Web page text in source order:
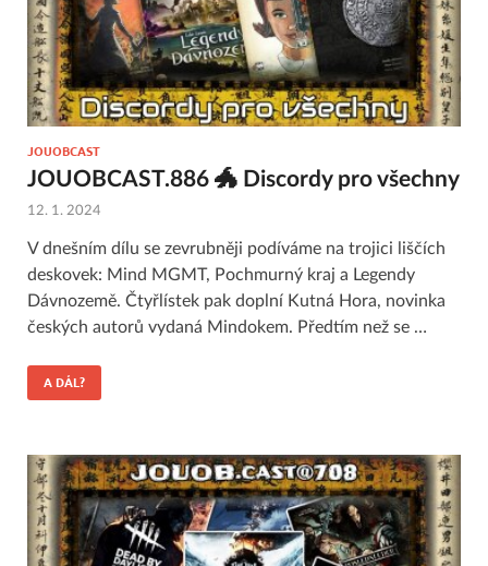
JOUOBCAST
JOUOBCAST.886 🐲 Discordy pro všechny
12. 1. 2024
V dnešním dílu se zevrubněji podíváme na trojici liščích
deskovek: Mind MGMT, Pochmurný kraj a Legendy
Dávnozemě. Čtyřlístek pak doplní Kutná Hora, novinka
českých autorů vydaná Mindokem. Předtím než se …
A DÁL?